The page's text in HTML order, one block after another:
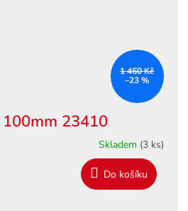
1 460 Kč
–23 %
100mm 23410
Skladem (3 ks)
Do košíku